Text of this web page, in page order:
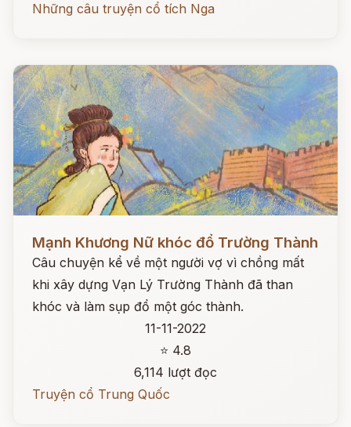
Những câu truyện cổ tích Nga
Mạnh Khương Nữ khóc đổ Trường Thành
Câu chuyện kể về một người vợ vì chồng mất
khi xây dựng Vạn Lý Trường Thành đã than
khóc và làm sụp đổ một góc thành.
11-11-2022
⭐ 4.8
6,114 lượt đọc
Truyện cổ Trung Quốc